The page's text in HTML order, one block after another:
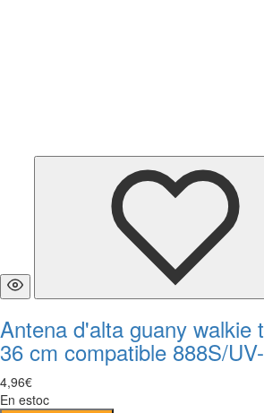
Antena d'alta guany walkie
36 cm compatible 888S/
4,96€
En estoc